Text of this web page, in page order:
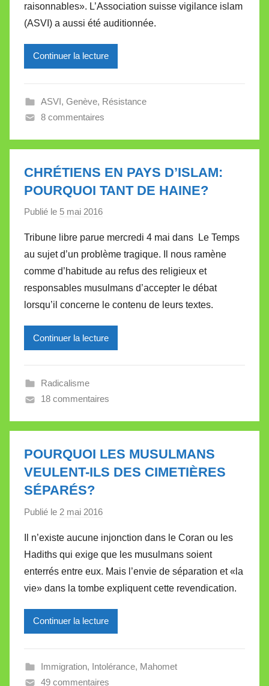
r
e
l
l
V
a
l
t
raisonnables». L’Association suisse vigilance islam
(ASVI) a aussi été auditionnée.
Continuer la lecture
ASVI, Genève, Résistance
8 commentaires
CHRÉTIENS EN PAYS D’ISLAM:
POURQUOI TANT DE HAINE?
Publié le 5 mai 2016
r
M
r
e
l
l
a
l
t
t
Tribune libre parue mercredi 4 mai dans Le Temps
au sujet d’un problème tragique. Il nous ramène
comme d’habitude au refus des religieux et
responsables musulmans d’accepter le débat
lorsqu’il concerne le contenu de leurs textes.
Continuer la lecture
Radicalisme
18 commentaires
POURQUOI LES MUSULMANS
VEULENT-ILS DES CIMETIÈRES
SÉPARÉS?
Publié le 2 mai 2016
r
M
r
i
l
e
V
Il n’existe aucune injonction dans le Coran ou les
Hadiths qui exige que les musulmans soient
enterrés entre eux. Mais l’envie de séparation et «la
vie» dans la tombe expliquent cette revendication.
Continuer la lecture
Immigration, Intolérance, Mahomet
49 commentaires